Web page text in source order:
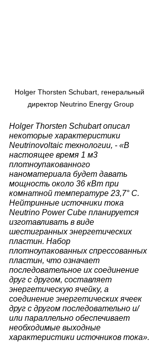
Holger Thorsten Schubart, генеральный
директор Neutrino Energy Group
Holger Thorsten Schubart описал
некоторые характеристики
Neutrinovoltaic технологии, - «В
настоящее время 1 м3
плотноупакованного
наноматериала будет давать
мощность около 36 кВт при
комнатной температуре 23,7° C.
Нейтринные источники тока
Neutrino Power Cube планируется
изготавливать в виде
шестигранных энергетических
пластин. Набор
плотноупакованных спрессованных
пластин, что означает
последовательное их соединение
друг с другом, составляет
энергетическую ячейку, а
соединение энергетических ячеек
друг с другом последовательно и/
или параллельно обеспечивает
необходимые выходные
характеристики источников тока».